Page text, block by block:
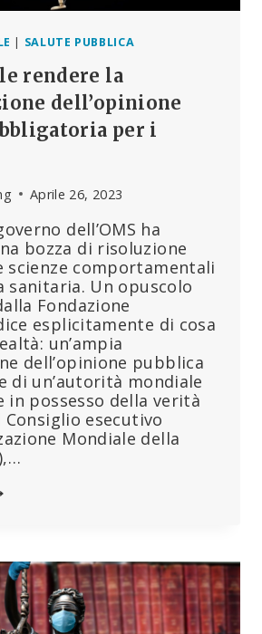
| SALUTE PUBBLICA
rendere la
dell’opinione
per i
Aprile 26, 2023
dell’OMS ha
bozza di risoluzione
scienze comportamentali
sanitaria. Un opuscolo
Fondazione
esplicitamente di cosa
un’ampia
dell’opinione pubblica
di un’autorità mondiale
in possesso della verità
esecutivo
Mondiale della